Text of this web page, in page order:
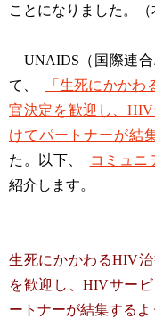
ことになりました。（
UNAIDS（国際連合
て、
「生死にかか
官決定を歓迎し、
けてパートナーが結
た。以下、
コミュニ
紹介します。
生死にかかわるHIV
を歓迎し、HIVサー
ートナーが結集する